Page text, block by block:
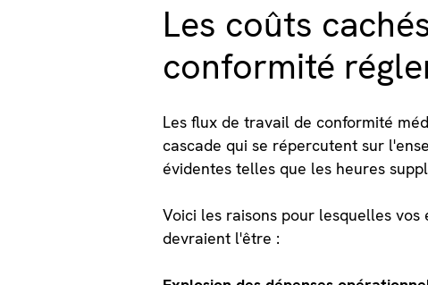
Les coûts
conformité
Les flux de travail de conformité
cascade qui se répercutent sur
évidentes telles que les heures
Voici les raisons pour lesquelles
devraient l'être :